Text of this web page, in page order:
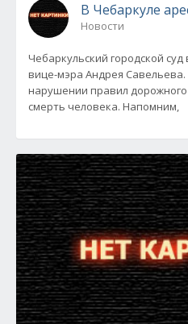
В Чебаркуле
Новости
Чебаркульский городской
вице-мэра Андрея
нарушении правил
смерть человека. Напомним,